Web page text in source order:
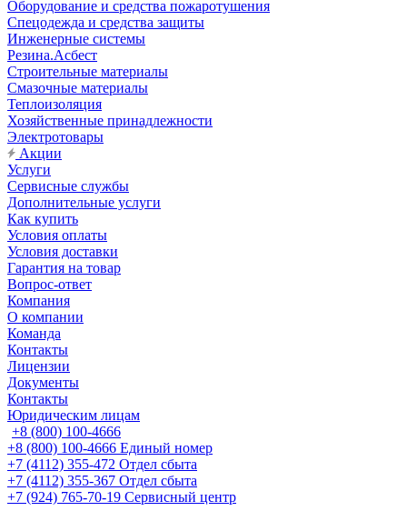
Оборудование и средства пожаротушения
Спецодежда и средства защиты
Инженерные системы
Резина.Асбест
Строительные материалы
Смазочные материалы
Теплоизоляция
Хозяйственные принадлежности
Электротовары
Акции
Услуги
Сервисные службы
Дополнительные услуги
Как купить
Условия оплаты
Условия доставки
Гарантия на товар
Вопрос-ответ
Компания
О компании
Команда
Контакты
Лицензии
Документы
Контакты
Юридическим лицам
+8 (800) 100-4666
+8 (800) 100-4666 Единый номер
+7 (4112) 355-472 Отдел сбыта
+7 (4112) 355-367 Отдел сбыта
+7 (924) 765-70-19 Сервисный центр